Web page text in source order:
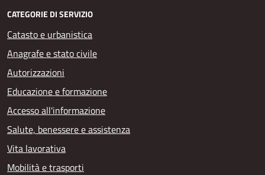
CATEGORIE DI SERVIZIO
Catasto e urbanistica
Anagrafe e stato civile
Autorizzazioni
Educazione e formazione
Accesso all'informazione
Salute, benessere e assistenza
Vita lavorativa
Mobilità e trasporti